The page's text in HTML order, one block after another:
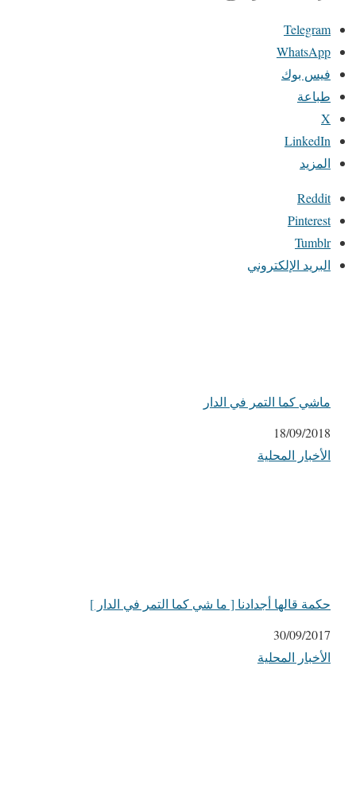
Telegram
WhatsApp
فيس بوك
طباعة
X
LinkedIn
المزيد
Reddit
Pinterest
Tumblr
البريد الإلكتروني
ماشي كما التمر في الدار
التاريخ
18/09/2018
في ما يتعلق بما يأتي
الأخبار المحلية
حكمة قالها أجدادنا [ ما شي كما التمر في الدار ]
التاريخ
30/09/2017
في ما يتعلق بما يأتي
الأخبار المحلية